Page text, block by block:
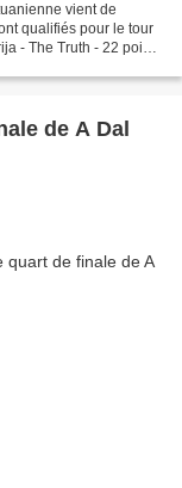
vient de
qualifiés pour le tour
- The Truth - 22 points
de A Dal